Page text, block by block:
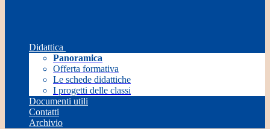
Didattica
Panoramica
Offerta formativa
Le schede didattiche
I progetti delle classi
Documenti utili
Contatti
Archivio